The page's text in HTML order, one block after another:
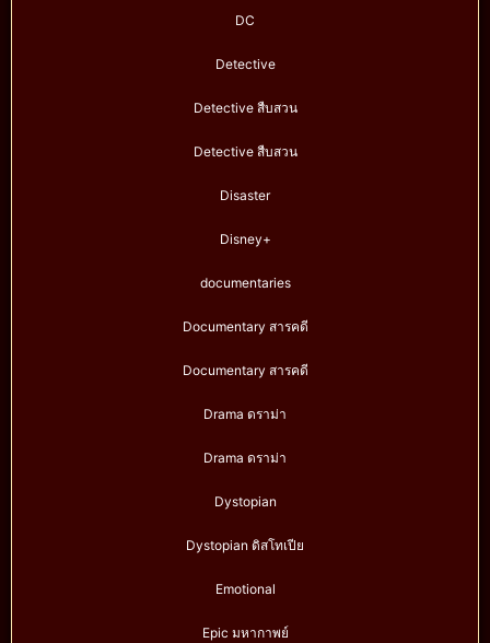
DC
Detective
Detective สืบสวน
Detective สืบสวน
Disaster
Disney+
documentaries
Documentary สารคดี
Documentary สารคดี
Drama ดราม่า
Drama ดราม่า
Dystopian
Dystopian ดิสโทเปีย
Emotional
Epic มหากาพย์